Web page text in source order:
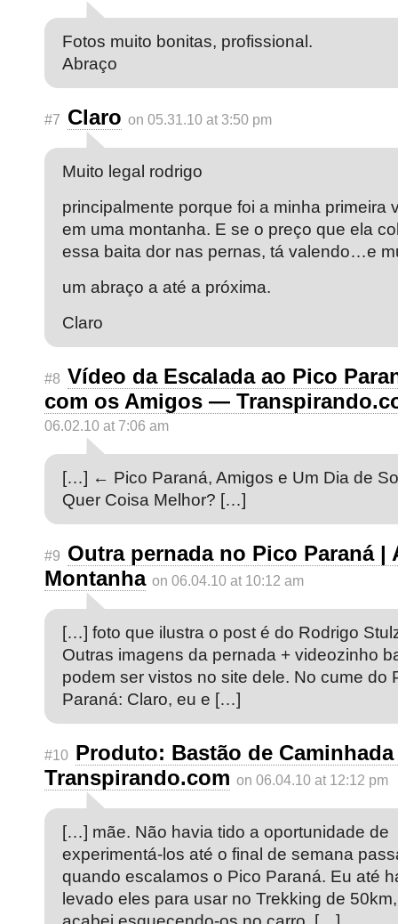
Fotos muito bonitas, profissional.
Abraço
#7 Claro on 05.31.10 at 3:50 pm
Muito legal rodrigo
principalmente porque foi a minha primeira
em uma montanha. E se o preço que ela
essa baita dor nas pernas, tá valendo…e
um abraço a até a próxima.
Claro
#8 Vídeo da Escalada ao Pico
com os Amigos —
06.02.10 at 7:06 am
[…] ← Pico Paraná, Amigos e Um Dia de
Quer Coisa Melhor? […]
#9 Outra pernada no Pico Paraná |
Montanha on 06.04.10 at 10:12 am
[…] foto que ilustra o post é do Rodrigo
Outras imagens da pernada + videozinho
podem ser vistos no site dele. No cume do
Paraná: Claro, eu e […]
#10 Produto: Bastão de
Transpirando.com on 06.04.10 at 12:12 pm
[…] mãe. Não havia tido a oportunidade de
experimentá-los até o final de semana
quando escalamos o Pico Paraná. Eu até
levado eles para usar no Trekking de